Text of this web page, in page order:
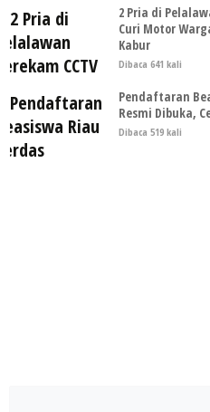
2 Pria di
Curi Motor
Kabur
Dibaca 641 kali
Pendaftaran
Resmi Dibuka,
Dibaca 519 kali